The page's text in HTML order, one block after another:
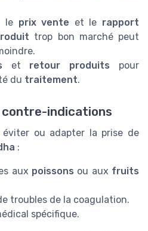
le prix vente et le rapport
trop bon marché peut
et retour produits pour
du traitement.
indications
ou adapter la prise de
:
aux poissons ou aux fruits
troubles de la coagulation.
spécifique.